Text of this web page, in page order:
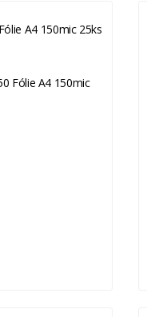
A4 150mic 25ks